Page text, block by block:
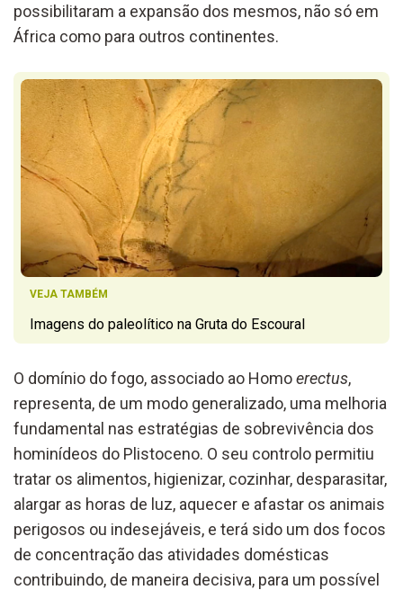
possibilitaram a expansão dos mesmos, não só em
África como para outros continentes.
VEJA TAMBÉM
Imagens do paleolítico na Gruta do Escoural
O domínio do fogo, associado ao Homoerectus,
representa, de um modo generalizado, uma melhoria
fundamental nas estratégias de sobrevivência dos
hominídeos do Plistoceno. O seu controlo permitiu
tratar os alimentos, higienizar, cozinhar, desparasitar,
alargar as horas de luz, aquecer e afastar os animais
perigosos ou indesejáveis, e terá sido um dos focos
de concentração das atividades domésticas
contribuindo, de maneira decisiva, para um possível